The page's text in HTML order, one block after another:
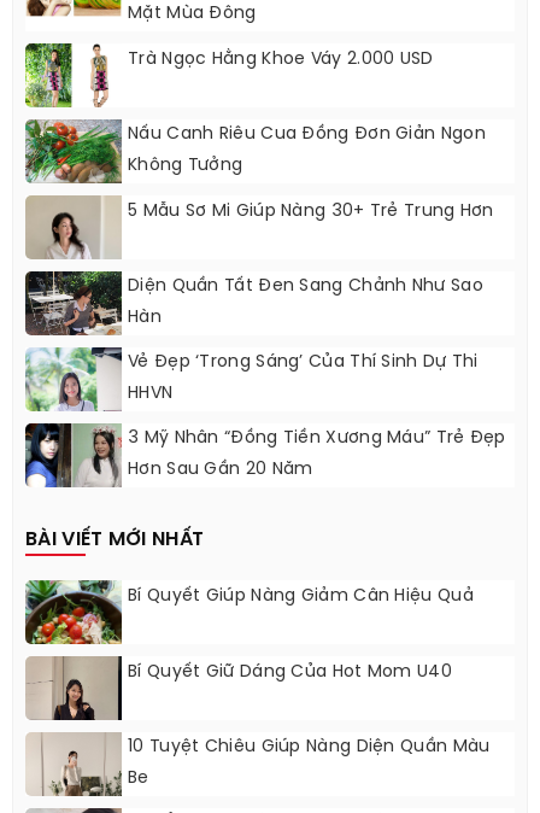
Mặt Mùa Đông
Trà Ngọc Hằng Khoe Váy 2.000 USD
Nấu Canh Riêu Cua Đồng Đơn Giản Ngon
Không Tưởng
5 Mẫu Sơ Mi Giúp Nàng 30+ Trẻ Trung Hơn
Diện Quần Tất Đen Sang Chảnh Như Sao
Hàn
Vẻ Đẹp ‘trong Sáng’ Của Thí Sinh Dự Thi
HHVN
3 Mỹ Nhân “Đồng Tiền Xương Máu” Trẻ Đẹp
Hơn Sau Gần 20 Năm
BÀI VIẾT MỚI NHẤT
Bí Quyết Giúp Nàng Giảm Cân Hiệu Quả
Bí Quyết Giữ Dáng Của Hot Mom U40
10 Tuyệt Chiêu Giúp Nàng Diện Quần Màu
Be